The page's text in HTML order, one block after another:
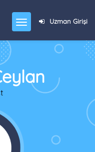
Uzman Girişi